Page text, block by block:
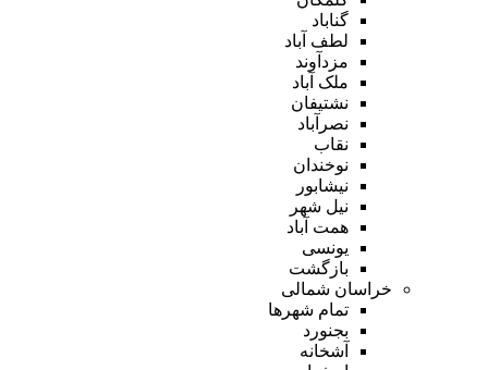
گناباد
لطف آباد
مزدآوند
ملک آباد
نشتیفان
نصرآباد
نقاب
نوخندان
نیشابور
نیل شهر
همت آباد
یونسی
بازگشت
خراسان شمالی
تمام شهر‌ها
بجنورد
آشخانه